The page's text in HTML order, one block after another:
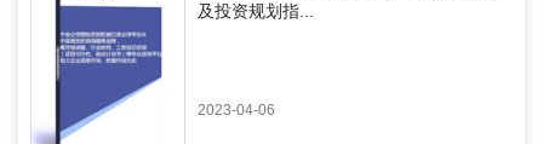
及投资规划指...
2023-04-06